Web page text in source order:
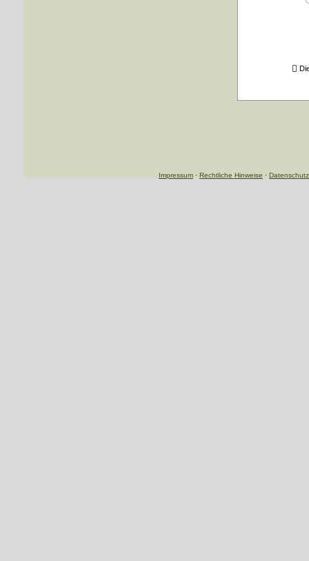
Impressum · Rechtliche Hinweise · Datenschutz